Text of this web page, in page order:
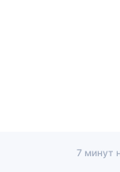
7 минут